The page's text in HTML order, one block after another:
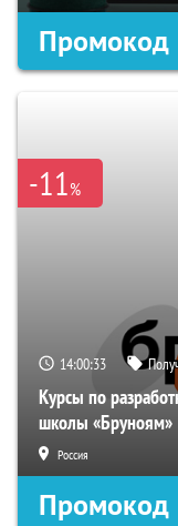
Промокод
-11%
14:00:32
Курсы по
школы «Бруноям»
Россия
Промокод